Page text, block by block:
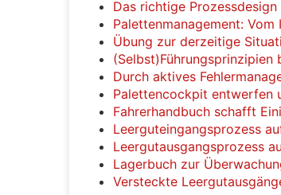
Das richtige
Palettenmanagement: Vom
Übung zur derzeitige
(Selbst)Führungsprinzipien
Durch aktives
Palettencockpit entwerfen
Fahrerhandbuch schafft
Leerguteingangsprozess
Leergutausgangsprozess
Lagerbuch zur
Versteckte